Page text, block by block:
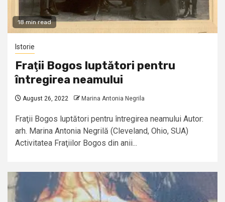
18 min read
Istorie
Fraţii Bogos luptători pentru
întregirea neamului
August 26, 2022 Marina Antonia Negrila
Fraţii Bogos luptători pentru întregirea neamului Autor:
arh. Marina Antonia Negrilă (Cleveland, Ohio, SUA)
Activitatea Fraţiilor Bogos din anii...